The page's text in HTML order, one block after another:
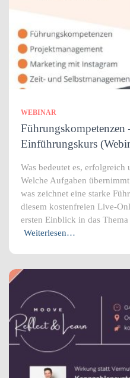
WEBINAR
Führungskompetenzen
Einführungskurs
Was bedeutet es,
Welche Aufgaben
was zeichnet eine starke
diesem kostenfreien Live-
ersten Einblick in das
Weiterlesen…